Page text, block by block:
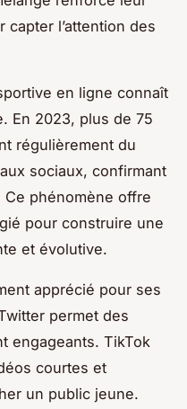
l’attention des
en ligne connaît
En 2023, plus de 75
régulièrement du
sociaux, confirmant
phénomène offre
pour construire une
et évolutive.
apprécié pour ses
permet des
engageants. TikTok
courtes et
un public jeune.